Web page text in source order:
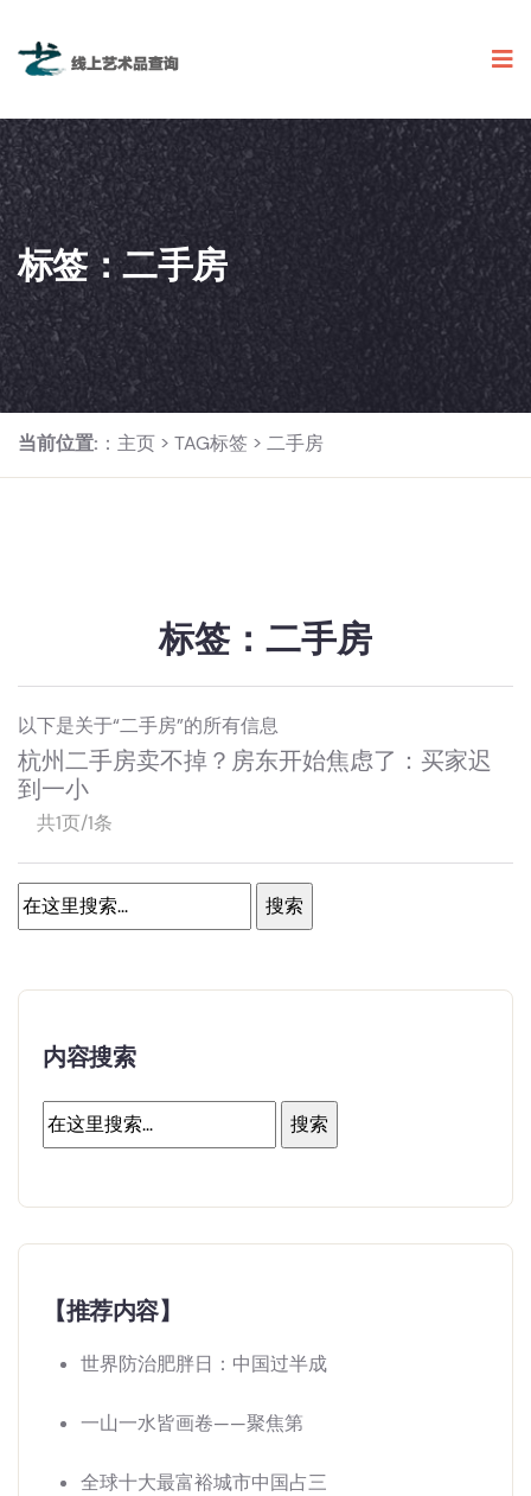
标签：二手房
当前位置: ： 主页 > TAG标签 > 二手房
标签：二手房
以下是关于“二手房”的所有信息
杭州二手房卖不掉？房东开始焦虑了：买家迟
到一小
共1页/1条
内容搜索
【推荐内容】
世界防治肥胖日：中国过半成
一山一水皆画卷——聚焦第
全球十大最富裕城市中国占三